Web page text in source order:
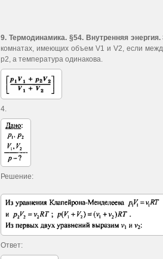
9. Термодинамика. §54. Внутренняя энергия.
комнатах, имеющих объем V1 и V2, если
р2, а температура одинакова.
4.
Решение:
Ответ: